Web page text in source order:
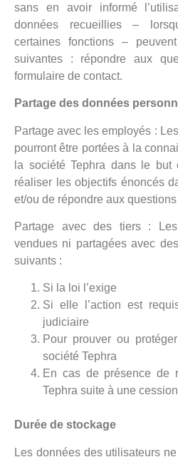
sans en avoir informé
données recueillies –
certaines fonctions –
suivantes : répondre aux
formulaire de contact.
Partage des données
Partage avec les employés :
pourront être portées à la
la société Tephra dans le but
réaliser les objectifs énoncés
et/ou de répondre aux
Partage avec des tiers :
vendues ni partagées avec
suivants :
Si la loi l’exige
Si elle l’action est
judiciaire
Pour prouver ou
société Tephra
En cas de présence de
Tephra suite à une cession
Durée de stockage
Les données des utilisateurs